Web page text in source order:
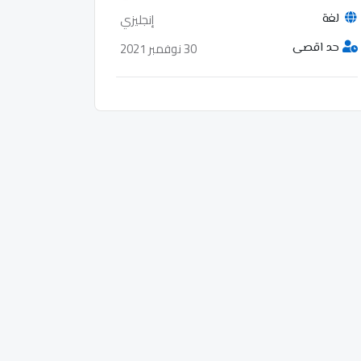
لغة إنجليزي
حد اقصى 30 نوفمبر 2021